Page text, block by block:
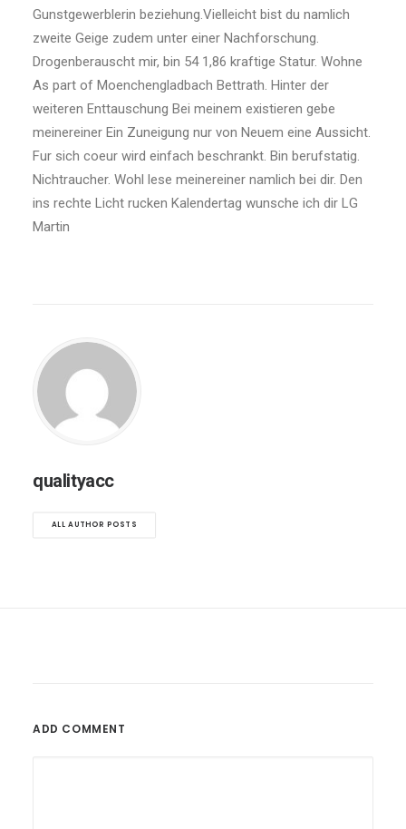
Gunstgewerblerin beziehung.Vielleicht bist du namlich
zweite Geige zudem unter einer Nachforschung.
Drogenberauscht mir, bin 54 1,86 kraftige Statur. Wohne
As part of Moenchengladbach Bettrath. Hinter der
weiteren Enttauschung Bei meinem existieren gebe
meinereiner Ein Zuneigung nur von Neuem eine Aussicht.
Fur sich coeur wird einfach beschrankt. Bin berufstatig.
Nichtraucher. Wohl lese meinereiner namlich bei dir. Den
ins rechte Licht rucken Kalendertag wunsche ich dir LG
Martin
qualityacc
ALL AUTHOR POSTS
ADD COMMENT